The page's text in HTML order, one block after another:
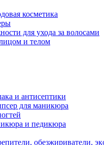
косметика
для ухода за волосами
и телом
и антисептики
для маникюра
и педикюра
обезжириватели,